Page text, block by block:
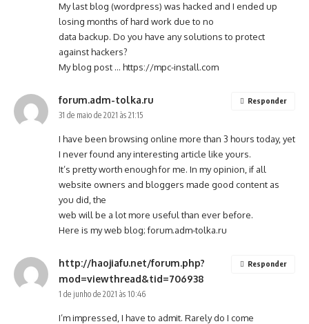
My last blog (wordpress) was hacked and I ended up
losing months of hard work due to no
data backup. Do you have any solutions to protect
against hackers?
My blog post … https://mpc-install.com
forum.adm-tolka.ru
31 de maio de 2021 às 21:15
I have been browsing online more than 3 hours today, yet
I never found any interesting article like yours.
It’s pretty worth enough for me. In my opinion, if all
website owners and bloggers made good content as
you did, the
web will be a lot more useful than ever before.
Here is my web blog;forum.adm-tolka.ru
Responder
http://haojiafu.net/forum.php?
mod=viewthread&tid=706938
1 de junho de 2021 às 10:46
I’m impressed, I have to admit. Rarely do I come
Responder